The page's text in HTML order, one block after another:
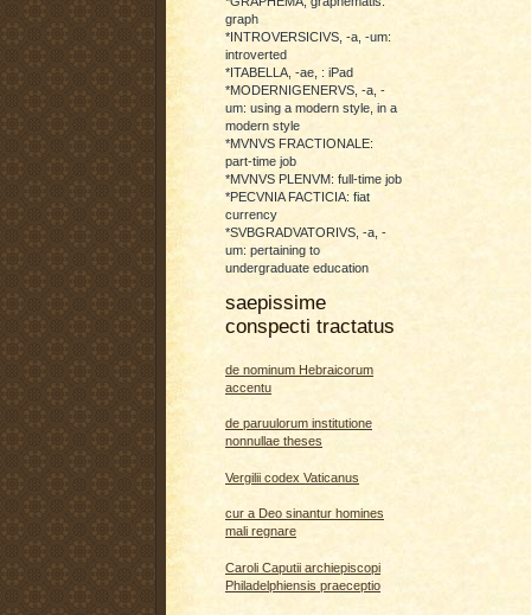
graph
*INTROVERSICIVS, -a, -um:
introverted
*ITABELLA, -ae, : iPad
*MODERNIGENERVS, -a, -
um: using a modern style, in a
modern style
*MVNVS FRACTIONALE:
part-time job
*MVNVS PLENVM: full-time job
*PECVNIA FACTICIA: fiat
currency
*SVBGRADVATORIVS, -a, -
um: pertaining to
undergraduate education
saepissime
conspecti tractatus
de nominum Hebraicorum
accentu
de paruulorum institutione
nonnullae theses
Vergilii codex Vaticanus
cur a Deo sinantur homines
mali regnare
Caroli Caputii archiepiscopi
Philadelphiensis praeceptio